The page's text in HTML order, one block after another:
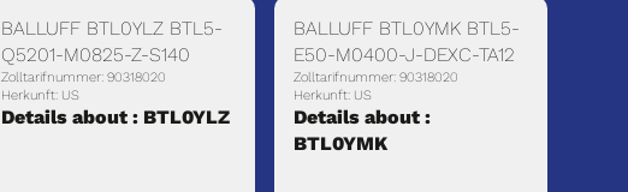
BALLUFF BTL0YLZ BTL5-
Q5201-M0825-Z-S140
Zolltarifnummer: 90318020
Herkunft: US
Details about : BTL0YLZ
BALLUFF BTL0YMK BTL5-
E50-M0400-J-DEXC-TA12
Zolltarifnummer: 90318020
Herkunft: US
Details about :
BTL0YMK